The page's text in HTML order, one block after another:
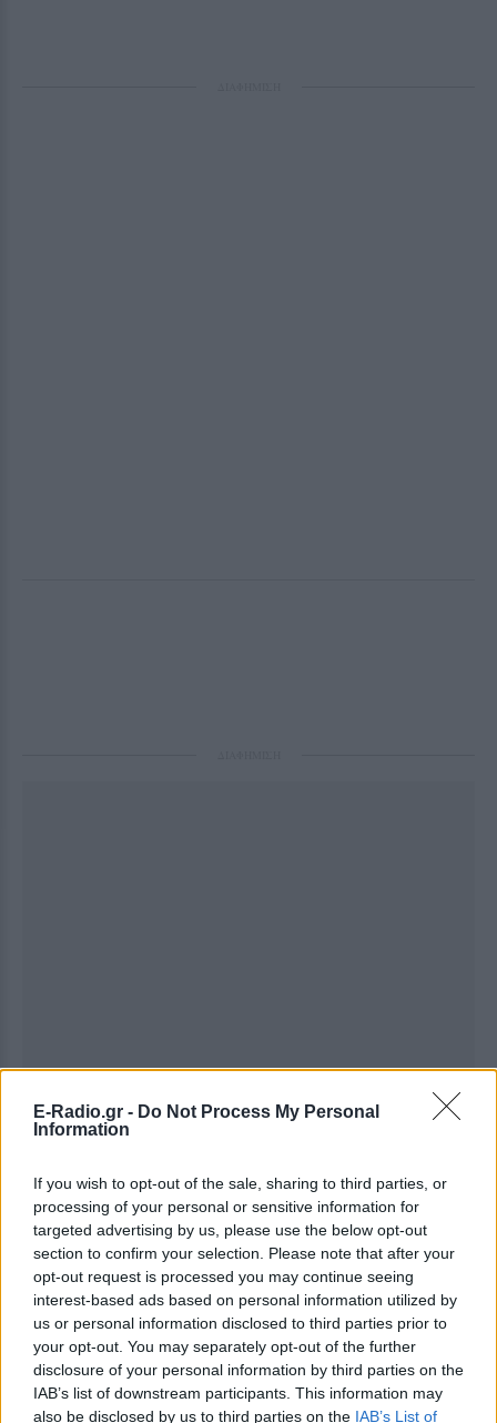
E-Radio.gr - Do Not Process My Personal
Information
If you wish to opt-out of the sale, sharing to third parties, or
processing of your personal or sensitive information for
targeted advertising by us, please use the below opt-out
section to confirm your selection. Please note that after your
opt-out request is processed you may continue seeing
interest-based ads based on personal information utilized by
us or personal information disclosed to third parties prior to
your opt-out. You may separately opt-out of the further
disclosure of your personal information by third parties on the
IAB’s list of downstream participants. This information may
also be disclosed by us to third parties on the IAB’s List of
Ακολουθήστε το E-Radio.gr στοGoogle News
και μάθετε πρώτοι
τα πιο hot νέα
Εσύ μπήκες στο E-Daily.gr; Τα νέα της ημέρας
και ότι σου κάνει κλικ!
Ακολουθήστε το E-Radio.gr και στο Instagram